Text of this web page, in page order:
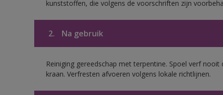
kunststoffen, die volgens de voorschriften zijn
2. Na gebruik
Reiniging gereedschap met terpentine. Spoel verf
kraan. Verfresten afvoeren volgens lokale richtlijnen.